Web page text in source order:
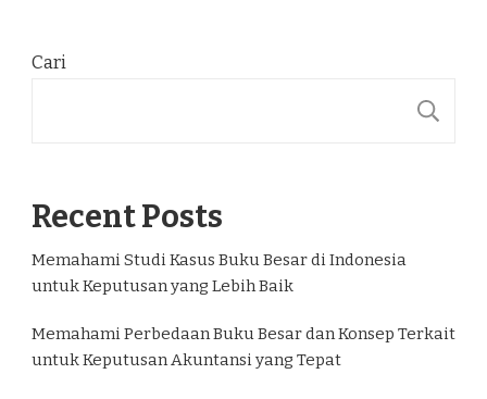
Cari
Recent Posts
Memahami Studi Kasus Buku Besar di Indonesia
untuk Keputusan yang Lebih Baik
Memahami Perbedaan Buku Besar dan Konsep Terkait
untuk Keputusan Akuntansi yang Tepat